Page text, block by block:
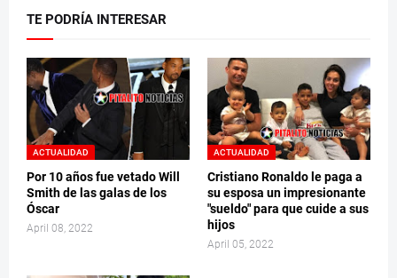
TE PODRÍA INTERESAR
ACTUALIDAD
Por 10 años fue vetado Will
Smith de las galas de los
Óscar
April 08, 2022
ACTUALIDAD
Cristiano Ronaldo le paga a
su esposa un impresionante
"sueldo" para que cuide a sus
hijos
April 05, 2022